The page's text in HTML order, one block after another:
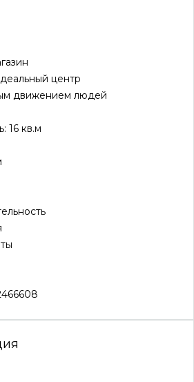
центр
движением людей
16 кв.м